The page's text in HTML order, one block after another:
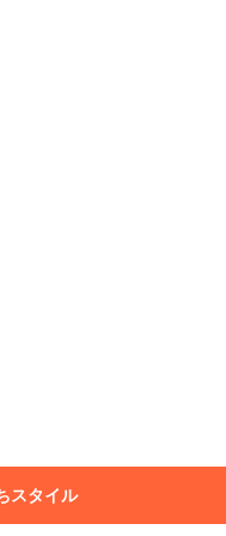
スタイル